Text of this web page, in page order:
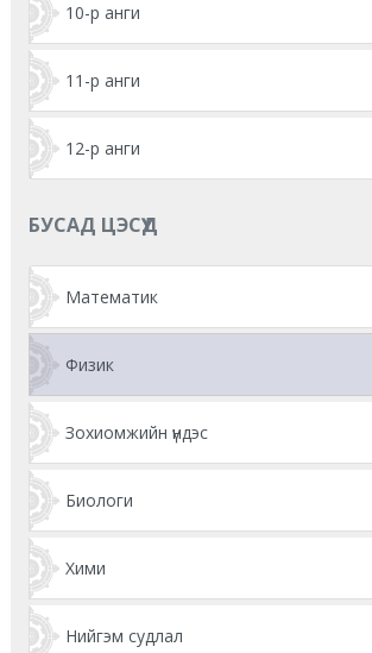
10-р анги
11-р анги
12-р анги
БУСАД ЦЭСҮҮД
Математик
Физик
Зохиомжийн үндэс
Биологи
Хими
Нийгэм судлал